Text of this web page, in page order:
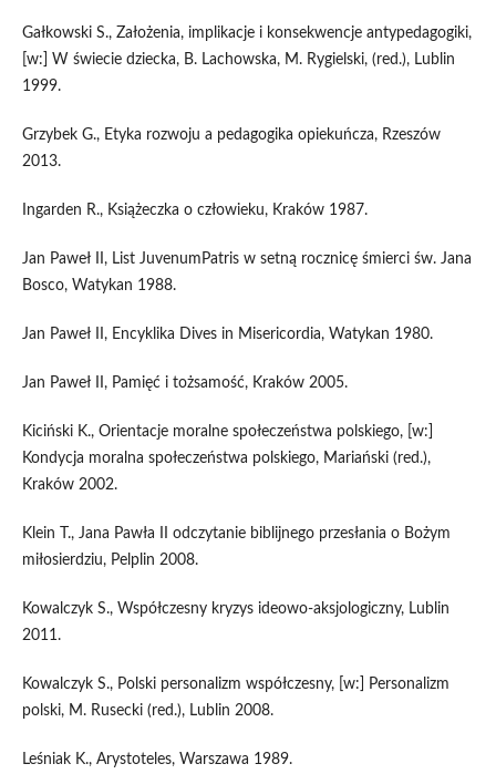
Gałkowski S., Założenia, implikacje i konsekwencje antypedagogiki,
[w:] W świecie dziecka, B. Lachowska, M. Rygielski, (red.), Lublin
1999.
Grzybek G., Etyka rozwoju a pedagogika opiekuńcza, Rzeszów
2013.
Ingarden R., Książeczka o człowieku, Kraków 1987.
Jan Paweł II, List JuvenumPatris w setną rocznicę śmierci św. Jana
Bosco, Watykan 1988.
Jan Paweł II, Encyklika Dives in Misericordia, Watykan 1980.
Jan Paweł II, Pamięć i tożsamość, Kraków 2005.
Kiciński K., Orientacje moralne społeczeństwa polskiego, [w:]
Kondycja moralna społeczeństwa polskiego, Mariański (red.),
Kraków 2002.
Klein T., Jana Pawła II odczytanie biblijnego przesłania o Bożym
miłosierdziu, Pelplin 2008.
Kowalczyk S., Współczesny kryzys ideowo-aksjologiczny, Lublin
2011.
Kowalczyk S., Polski personalizm współczesny, [w:] Personalizm
polski, M. Rusecki (red.), Lublin 2008.
Leśniak K., Arystoteles, Warszawa 1989.